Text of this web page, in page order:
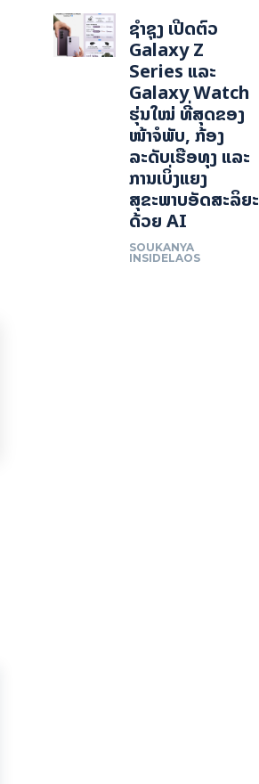
ຊຳຊຸງ ເປີດຕົວ
Galaxy Z
Series ແລະ
Galaxy Watch
ຮຸ່ນໃໝ່ ທີ່ສຸດຂອງ
ໜ້າຈໍພັບ, ກ້ອງ
ລະດັບເຮືອທຸງ ແລະ
ການເບິ່ງແຍງ
ສຸຂະພາບອັດສະລິຍະ
ດ້ວຍ AI
SOUKANYA
INSIDELAOS